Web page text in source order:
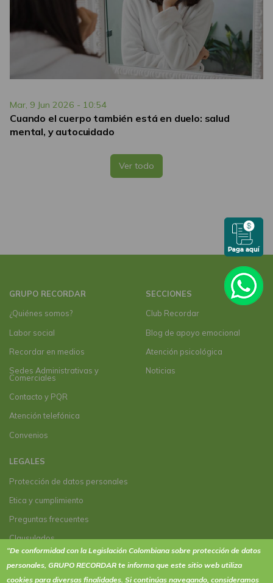
“De conformidad con la Legislación Colombiana sobre protección de datos
personales, GRUPO RECORDAR te informa que este sitio web utiliza
cookies para diversas finalidades. Si continúas navegando, consideramos
Mar, 9 Jun 2026 - 10:54
Cuando el cuerpo también está en duelo: salud
mental, y autocuidado
Ver todo
GRUPO RECORDAR
¿Quiénes somos?
Labor social
Recordar en medios
Sedes Administrativas y
Comerciales
Contacto y PQR
Atención telefónica
Convenios
SECCIONES
Club Recordar
Blog de apoyo emocional
Atención psicológica
Noticias
LEGALES
Protección de datos personales
Etica y cumplimiento
Preguntas frecuentes
Clausulados
Clausulado Paquete plus
Términos y condiciones de actividades y eventos